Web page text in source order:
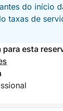
do início
taxas de
esta